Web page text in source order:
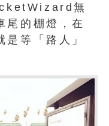
無
尾的棚燈，在
等「路人」